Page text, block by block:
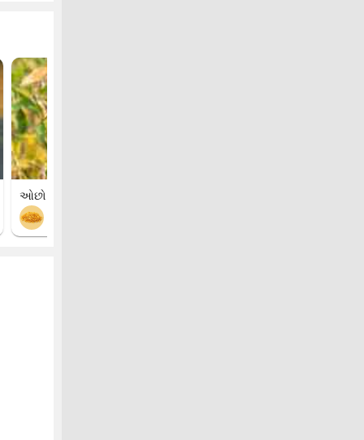
ઓછો શીંગ ના વિકાસ